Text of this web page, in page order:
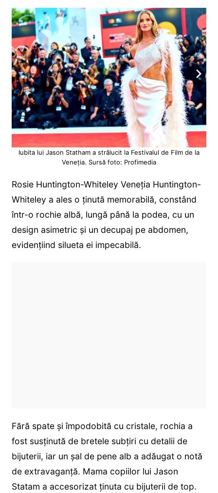
Iubita lui Jason Statham a strălucit la Festivalul de Film de la
Veneția. Sursă foto: Profimedia
Rosie Huntington-Whiteley Veneția Huntington-
Whiteley a ales o ținută memorabilă, constând
într-o rochie albă, lungă până la podea, cu un
design asimetric și un decupaj pe abdomen,
evidențiind silueta ei impecabilă.
Fără spate și împodobită cu cristale, rochia a
fost susținută de bretele subțiri cu detalii de
bijuterii, iar un șal de pene alb a adăugat o notă
de extravaganță. Mama copiilor lui Jason
Statam a accesorizat ținuta cu bijuterii de top.